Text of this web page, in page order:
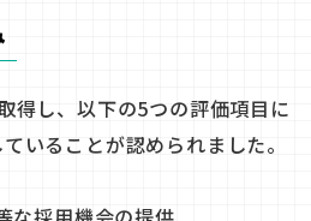
得し、以下の5つの評価項目に
いることが認められました。